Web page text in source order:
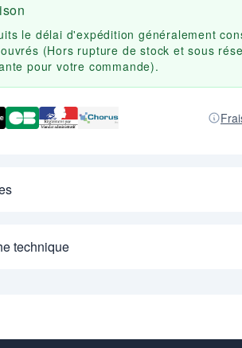
le délai d'expédition généralement
(Hors rupture de stock et sous
pour votre commande).
technique